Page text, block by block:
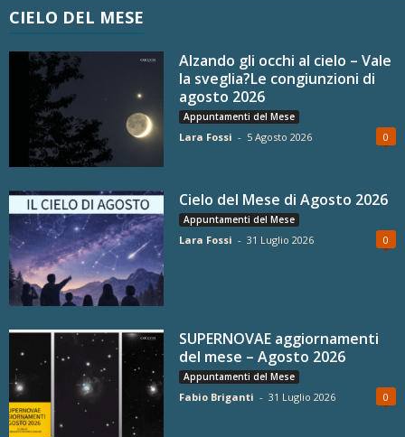
CIELO DEL MESE
Alzando gli occhi al cielo – Vale
la sveglia?Le congiunzioni di
agosto 2026
Appuntamenti del Mese
Lara Fossi - 5 Agosto 2026 0
Cielo del Mese di Agosto 2026
Appuntamenti del Mese
Lara Fossi - 31 Luglio 2026 0
SUPERNOVAE aggiornamenti
del mese – Agosto 2026
Appuntamenti del Mese
Fabio Briganti - 31 Luglio 2026 0